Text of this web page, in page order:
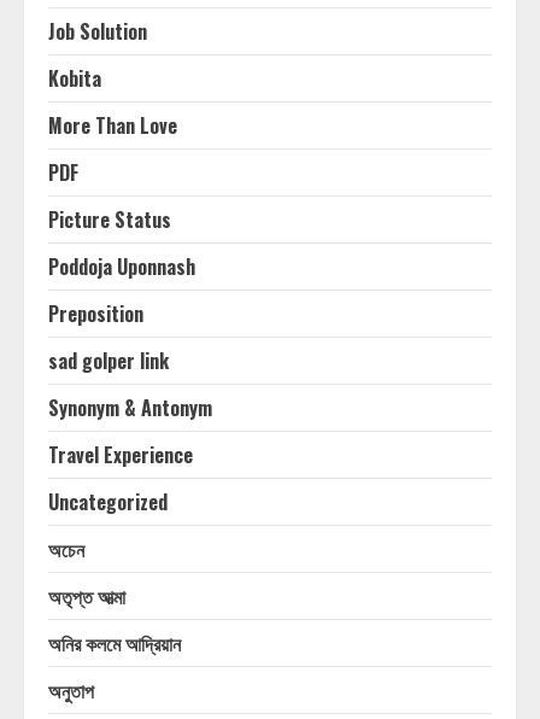
Job Solution
Kobita
More Than Love
PDF
Picture Status
Poddoja Uponnash
Preposition
sad golper link
Synonym & Antonym
Travel Experience
Uncategorized
অচেন
অতৃপ্ত আত্মা
অনির কলমে আদ্রিয়ান
অনুতাপ